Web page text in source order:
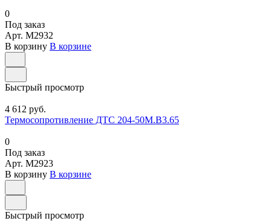
0
Под заказ
Арт. M2932
В корзину В корзине
Быстрый просмотр
4 612 руб.
Термосопротивление ДТС 204-50М.В3.65
0
Под заказ
Арт. M2923
В корзину В корзине
Быстрый просмотр